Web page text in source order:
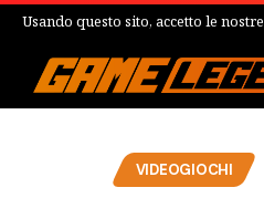
Usando questo sito, accetto le nostre
VIDEOGIOCHI